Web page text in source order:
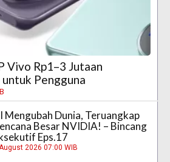
Vivo Rp1–3 Jutaan
Pengguna
Mengubah Dunia, Teruangkap
Besar NVIDIA! – Bincang
Eps.17
2026 07:00 WIB